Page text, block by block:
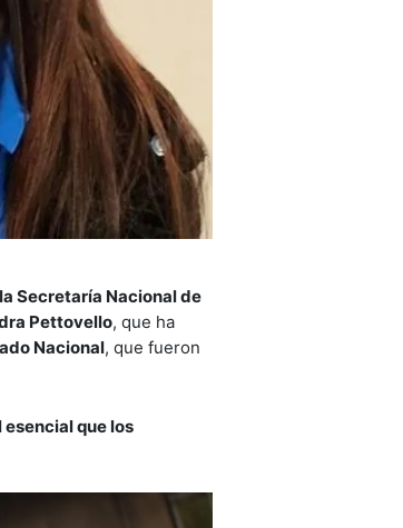
Secretaría Nacional de
Pettovello, que ha
Nacional, que fueron
que los